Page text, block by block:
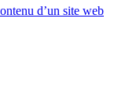
d’un site web